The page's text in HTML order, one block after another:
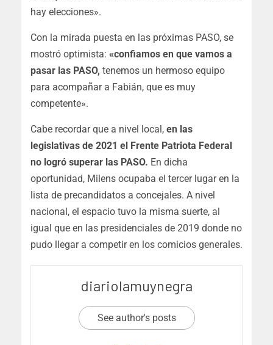
hay elecciones».
Con la mirada puesta en las próximas PASO, se
mostró optimista: «confiamos en que vamos a
pasar las PASO, tenemos un hermoso equipo
para acompañar a Fabián, que es muy
competente».
Cabe recordar que a nivel local, en las
legislativas de 2021 el Frente Patriota Federal
no logró superar las PASO. En dicha
oportunidad, Milens ocupaba el tercer lugar en la
lista de precandidatos a concejales. A nivel
nacional, el espacio tuvo la misma suerte, al
igual que en las presidenciales de 2019 donde no
pudo llegar a competir en los comicios generales.
diariolamuynegra
See author's posts